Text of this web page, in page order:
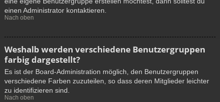
einen Administrator kontaktieren.
Nach oben
Weshalb werden verschiedene Benutzergruppen
farbig dargestellt?
Es ist der Board-Administration möglich, den Benutzergruppen
verschiedene Farben zuzuteilen, so dass deren Mitglieder leichter
zu identifizieren sind.
Nach oben